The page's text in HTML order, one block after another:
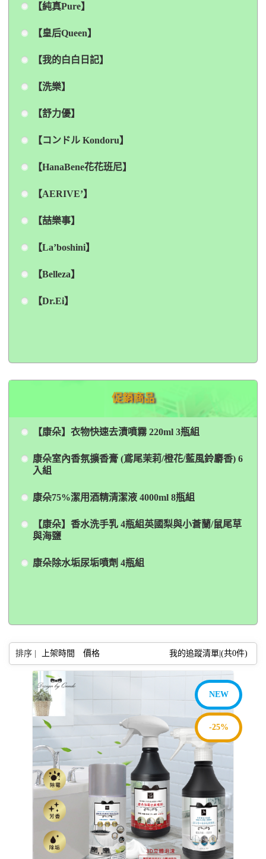
【純真Pure】
【皇后Queen】
【我的白白日記】
【洗樂】
【舒力優】
【コンドル Kondoru】
【HanaBene花花班尼】
【AERIVE’】
【喆樂事】
【La’boshini】
【Belleza】
【Dr.Ei】
促銷商品
【康朵】衣物快速去漬噴霧 220ml 3瓶組
康朵室內香氛擴香膏 (鳶尾茉莉/橙花/藍風鈴麝香) 6
入組
康朵75%潔用酒精清潔液 4000ml 8瓶組
【康朵】香水洗手乳 4瓶組英國梨與小蒼蘭/鼠尾草
與海鹽
康朵除水垢尿垢噴劑 4瓶組
排序 | 上架時間 價格 我的追蹤清單|(共0件)
NEW
-25%